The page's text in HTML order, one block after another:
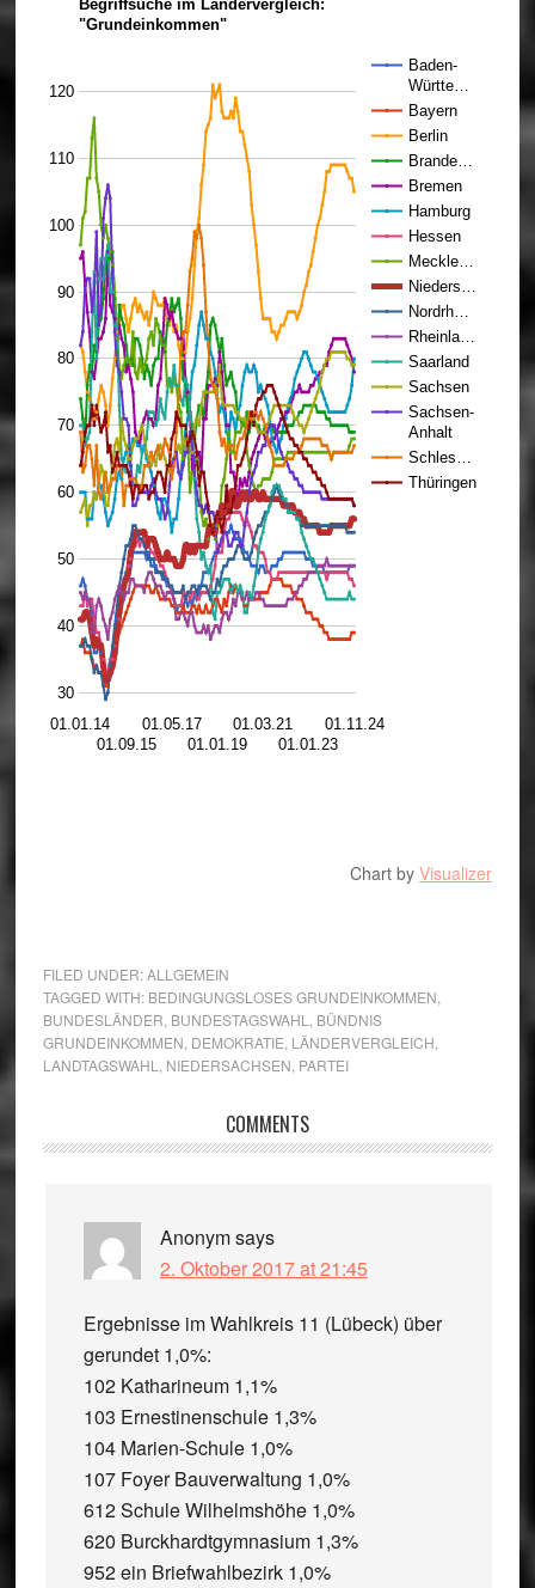
Begriffsuche im Ländervergleich:
"Grundeinkommen"
Baden-
Württe…
Bayern
Berlin
Brande…
Bremen
Hamburg
Hessen
Meckle…
Nieders…
Nordrh…
Rheinla…
Saarland
Sachsen
Sachsen-
Anhalt
Schles…
Thüringen
01.01.14
01.09.15
01.05.17
01.01.19
01.03.21
01.01.23
01.11.24
30
40
50
60
70
80
90
100
110
120
Chart byVisualizer
FILED UNDER:ALLGEMEIN
TAGGED WITH: BEDINGUNGSLOSES GRUNDEINKOMMEN
BUNDESLÄNDER BUNDESTAGSWAHL
BÜNDNIS
GRUNDEINKOMMEN DEMOKRATIE LÄNDERVERGLEICH
LANDTAGSWAHL
NIEDERSACHSEN PARTEI
Interactions
COMMENTS
Anonymsays
2. Oktober 2017 at 21:45
Ergebnisse im Wahlkreis 11 (Lübeck) über
gerundet 1,0%:
102 Katharineum 1,1%
103 Ernestinenschule 1,3%
104 Marien-Schule 1,0%
107 Foyer Bauverwaltung 1,0%
612 Schule Wilhelmshöhe 1,0%
620 Burckhardtgymnasium 1,3%
952 ein Briefwahlbezirk 1,0%